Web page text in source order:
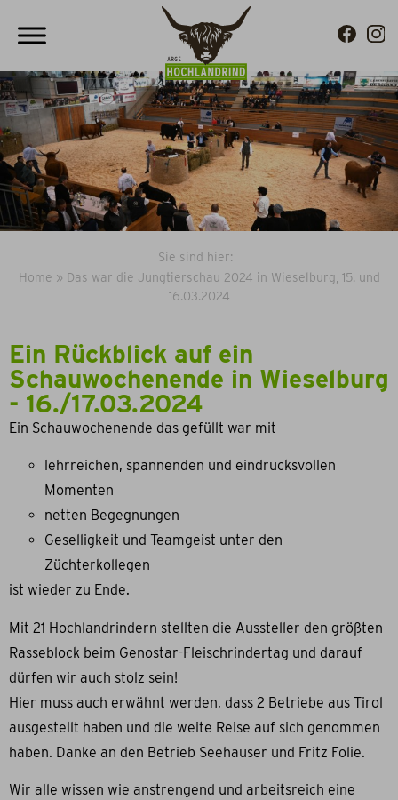
Sie sind hier:
Home » Das war die Jungtierschau 2024 in Wieselburg, 15. und
16.03.2024
Ein Rückblick auf ein
Schauwochenende in Wieselburg
- 16./17.03.2024
Ein Schauwochenende das gefüllt war mit
lehrreichen, spannenden und eindrucksvollen
Momenten
netten Begegnungen
Geselligkeit und Teamgeist unter den
Züchterkollegen
ist wieder zu Ende.
Mit 21 Hochlandrindern stellten die Aussteller den größten
Rasseblock beim Genostar-Fleischrindertag und darauf
dürfen wir auch stolz sein!
Hier muss auch erwähnt werden, dass 2 Betriebe aus Tirol
ausgestellt haben und die weite Reise auf sich genommen
haben. Danke an den Betrieb Seehauser und Fritz Folie.
Wir alle wissen wie anstrengend und arbeitsreich eine